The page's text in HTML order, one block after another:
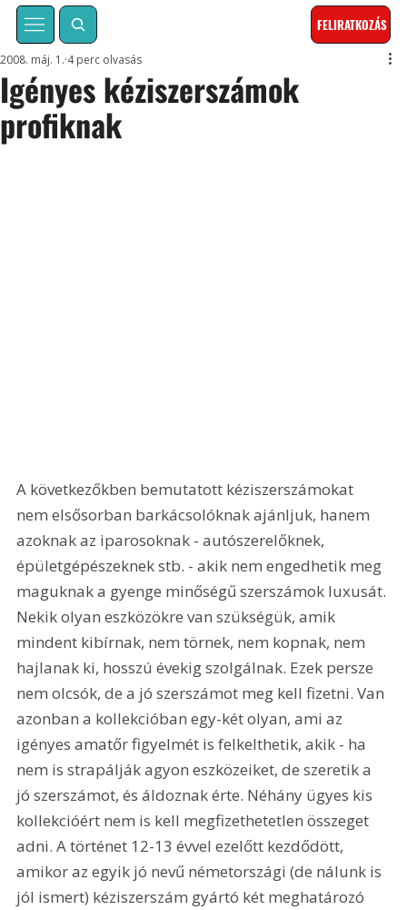
FELIRATKOZÁS
Igényes kéziszerszámok
profiknak
2008. máj. 1. 4 perc olvasás
A következőkben bemutatott kéziszerszámokat
nem elsősorban barkácsolóknak ajánljuk, hanem
azoknak az iparosoknak - autószerelőknek,
épületgépészeknek stb. - akik nem engedhetik meg
maguknak a gyenge minőségű szerszámok luxusát.
Nekik olyan eszközökre van szükségük, amik
mindent kibírnak, nem törnek, nem kopnak, nem
hajlanak ki, hosszú évekig szolgálnak. Ezek persze
nem olcsók, de a jó szerszámot meg kell fizetni. Van
azonban a kollekcióban egy-két olyan, ami az
igényes amatőr figyelmét is felkelthetik, akik - ha
nem is strapálják agyon eszközeiket, de szeretik a
jó szerszámot, és áldoznak érte. Néhány ügyes kis
kollekcióért nem is kell megfizethetetlen összeget
adni. A történet 12-13 évvel ezelőtt kezdődött,
amikor az egyik jó nevű németországi (de nálunk is
jól ismert) kéziszerszám gyártó két meghatározó